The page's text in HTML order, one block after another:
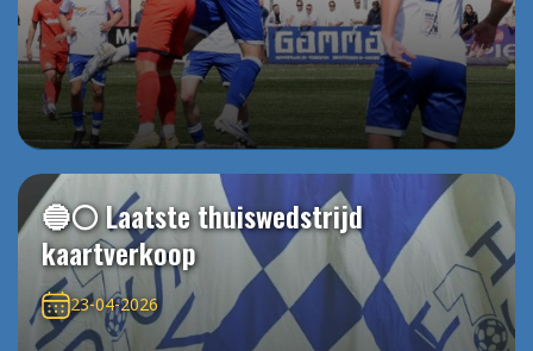
🔵⚪️ Laatste thuiswedstrijd
kaartverkoop
23-04-2026